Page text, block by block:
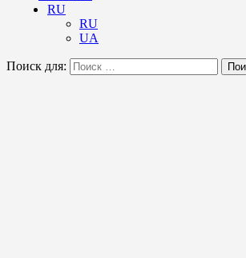
RU
RU
UA
Поиск для: